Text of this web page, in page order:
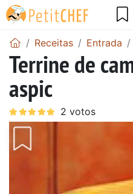
Receitas Entrada
Terrine de
aspic